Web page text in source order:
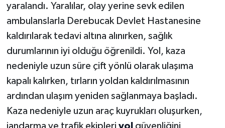
yaralandı. Yaralılar, olay yerine sevk edilen
ambulanslarla Derebucak Devlet Hastanesine
kaldırılarak tedavi altına alınırken, sağlık
durumlarının iyi olduğu öğrenildi. Yol, kaza
nedeniyle uzun süre çift yönlü olarak ulaşıma
kapalı kalırken, tırların yoldan kaldırılmasının
ardından ulaşım yeniden sağlanmaya başladı.
Kaza nedeniyle uzun araç kuyrukları oluşurken,